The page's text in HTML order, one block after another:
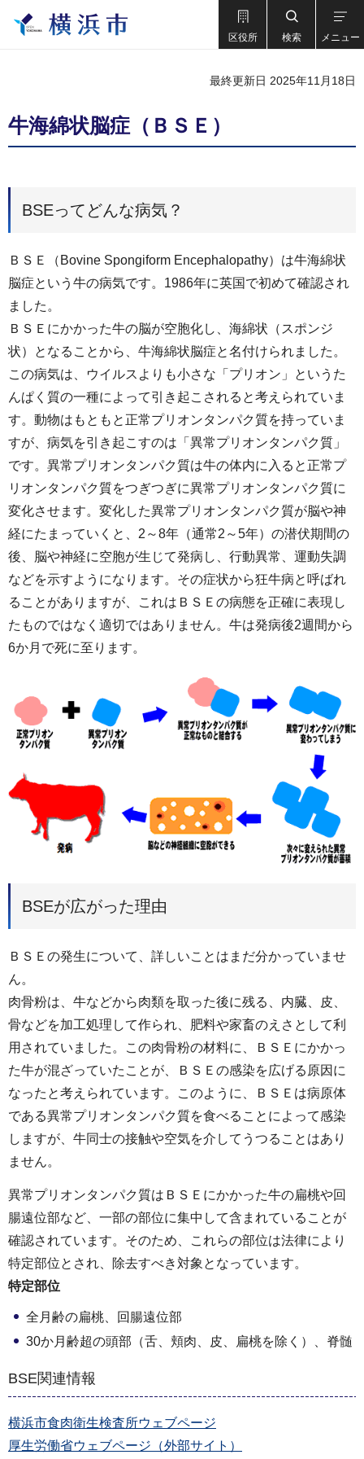
区役所 検索 メニュー
最終更新日 2025年11月18日
牛海綿状脳症（ＢＳＥ）
BSEってどんな病気？
ＢＳＥ（Bovine Spongiform Encephalopathy）は牛海綿状
脳症という牛の病気です。1986年に英国で初めて確認され
ました。
ＢＳＥにかかった牛の脳が空胞化し、海綿状（スポンジ
状）となることから、牛海綿状脳症と名付けられました。
この病気は、ウイルスよりも小さな「プリオン」というた
んぱく質の一種によって引き起こされると考えられていま
す。動物はもともと正常プリオンタンパク質を持っていま
すが、病気を引き起こすのは「異常プリオンタンパク質」
です。異常プリオンタンパク質は牛の体内に入ると正常プ
リオンタンパク質をつぎつぎに異常プリオンタンパク質に
変化させます。変化した異常プリオンタンパク質が脳や神
経にたまっていくと、2～8年（通常2～5年）の潜伏期間の
後、脳や神経に空胞が生じて発病し、行動異常、運動失調
などを示すようになります。その症状から狂牛病と呼ばれ
ることがありますが、これはＢＳＥの病態を正確に表現し
たものではなく適切ではありません。牛は発病後2週間から
6か月で死に至ります。
BSEが広がった理由
ＢＳＥの発生について、詳しいことはまだ分かっていませ
ん。
肉骨粉は、牛などから肉類を取った後に残る、内臓、皮、
骨などを加工処理して作られ、肥料や家畜のえさとして利
用されていました。この肉骨粉の材料に、ＢＳＥにかかっ
た牛が混ざっていたことが、ＢＳＥの感染を広げる原因に
なったと考えられています。このように、ＢＳＥは病原体
である異常プリオンタンパク質を食べることによって感染
しますが、牛同士の接触や空気を介してうつることはあり
ません。
異常プリオンタンパク質はＢＳＥにかかった牛の扁桃や回
腸遠位部など、一部の部位に集中して含まれていることが
確認されています。そのため、これらの部位は法律により
特定部位とされ、除去すべき対象となっています。
特定部位
全月齢の扁桃、回腸遠位部
30か月齢超の頭部（舌、頬肉、皮、扁桃を除く）、脊髄
BSE関連情報
横浜市食肉衛生検査所ウェブページ
厚生労働省ウェブページ（外部サイト）